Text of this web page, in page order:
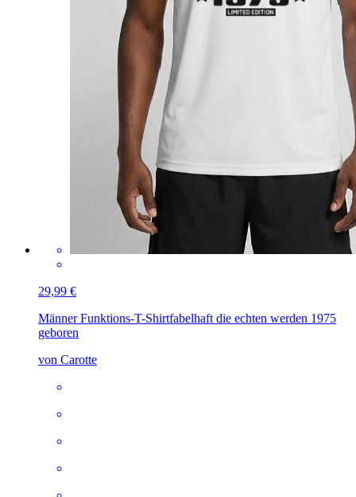
29,99 €
Männer Funktions-T-Shirtfabelhaft die echten werden 1975
geboren
von Carotte